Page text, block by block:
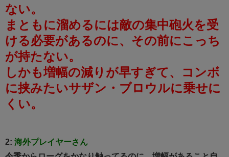
ない。
まともに溜めるには敵の集中砲火を受
ける必要があるのに、その前にこっち
が持たない。
しかも増幅の減りが早すぎて、コンボ
に挟みたいサザン・ブロウルに乗せに
くい。
2: 海外プレイヤーさん